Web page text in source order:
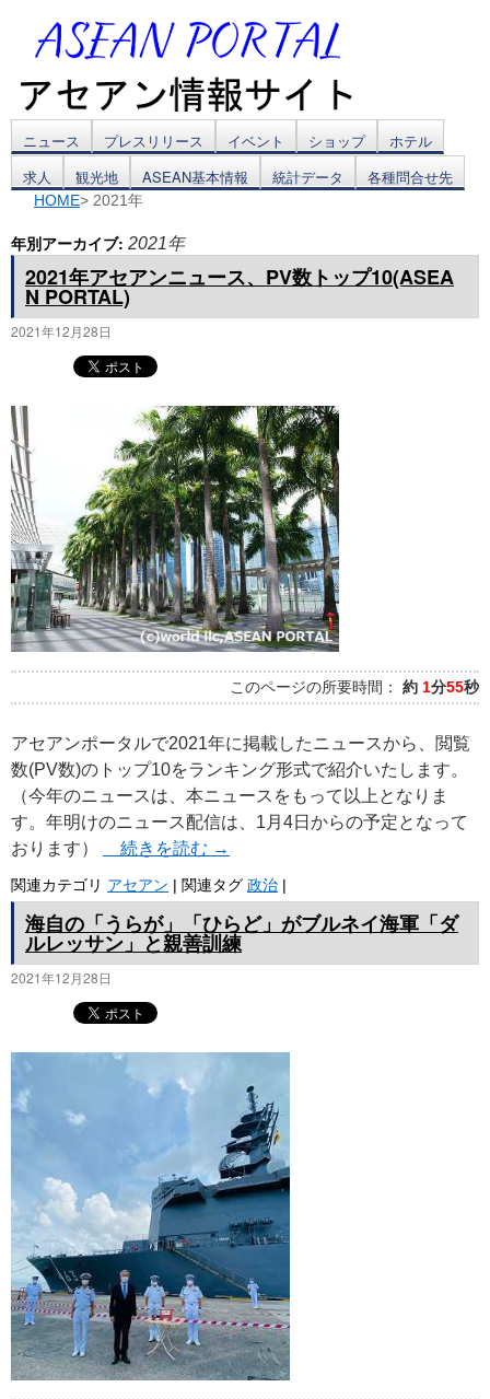
コ
ン
ツ
キ
ッ
プ
ニュース プレスリリース イベント ショップ
ホテル
求人
観光地 ASEAN基本情報 統計データ 各種問合せ先
HOME> 2021年
年別アーカイブ: 2021年
2021年アセアンニュース、PV数トップ10(ASEA
N PORTAL)
2021年12月28日
このページの所要時間： 約 1分55秒
アセアンポータルで2021年に掲載したニュースから、閲覧
数(PV数)のトップ10をランキング形式で紹介いたします。
（今年のニュースは、本ニュースをもって以上となりま
す。年明けのニュース配信は、1月4日からの予定となって
おります）
続きを読む →
関連カテゴリ アセアン | 関連タグ 政治 |
海自の「うらが」「ひらど」がブルネイ海軍「ダ
ルレッサン」と親善訓練
2021年12月28日